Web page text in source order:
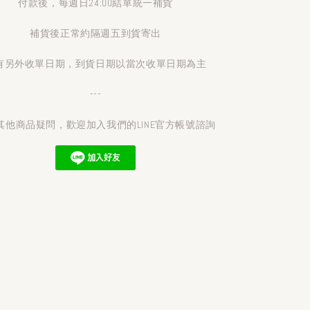
付款後，每週日24:00結單統一補貨
補貨後正常約隔週五到貨寄出
另外收單日期，到貨日期以當次收單日期為主
---
他商品疑問，歡迎加入我們的LINE官方帳號諮詢